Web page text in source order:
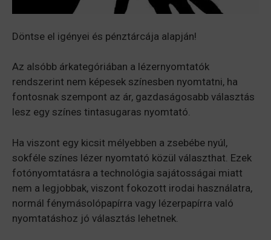
Döntse el igényei és pénztárcája alapján!
Az alsóbb árkategóriában a lézernyomtatók
rendszerint nem képesek színesben nyomtatni, ha
fontosnak szempont az ár, gazdaságosabb választás
lesz egy színes tintasugaras nyomtató.
Ha viszont egy kicsit mélyebben a zsebébe nyúl,
sokféle színes lézer nyomtató közül választhat. Ezek
fotónyomtatásra a technológia sajátosságai miatt
nem a legjobbak, viszont fokozott irodai használatra,
normál fénymásolópapírra vagy lézerpapírra való
nyomtatáshoz jó választás lehetnek.